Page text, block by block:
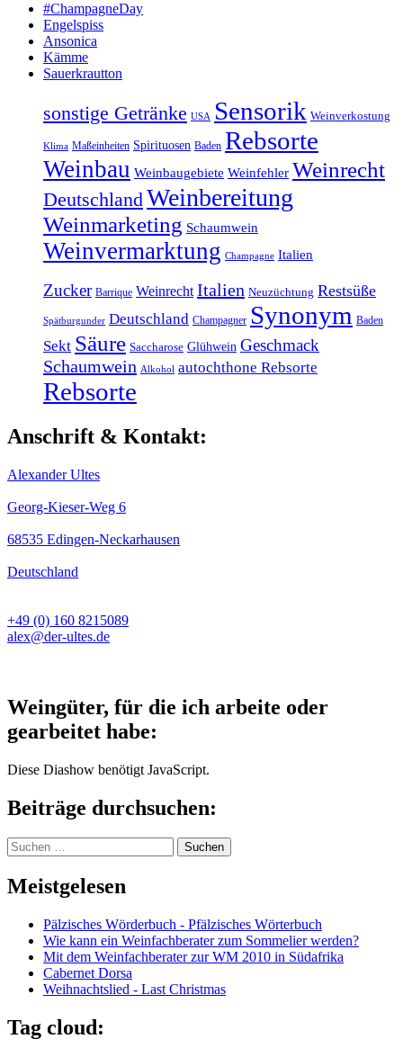
#ChampagneDay
Engelspiss
Ansonica
Kämme
Sauerkrautton
sonstige Getränke USA Sensorik Weinverkostung
Klima Maßeinheiten Spirituosen Baden Rebsorte
Weinbau Weinbaugebiete Weinfehler Weinrecht
DeutschlandWeinbereitung
Weinmarketing Schaumwein
Weinvermarktung Champagne Italien
Zucker Barrique Weinrecht Italien Neuzüchtung Restsüße
Spätburgunder Deutschland Champagner Synonym Baden
Sekt Säure Saccharose Glühwein Geschmack
Schaumwein Alkohol autochthone Rebsorte
Rebsorte
Anschrift & Kontakt:
Alexander Ultes
Georg-Kieser-Weg 6
68535 Edingen-Neckarhausen
Deutschland
+49 (0) 160 8215089
alex@der-ultes.de
Weingüter, für die ich arbeite oder
gearbeitet habe:
Diese Diashow benötigt JavaScript.
Beiträge durchsuchen:
Suchen
nach:
Meistgelesen
Pälzisches Wörderbuch - Pfälzisches Wörterbuch
Wie kann ein Weinfachberater zum Sommelier werden?
Mit dem Weinfachberater zur WM 2010 in Südafrika
Cabernet Dorsa
Weihnachtslied - Last Christmas
Tag cloud: